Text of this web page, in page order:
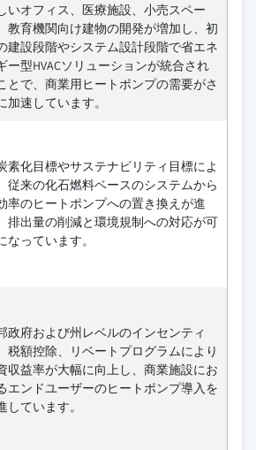
いオフィス、医療施設、小売スペー
教育機関向け建物の開発が増加し、初
建設段階やシステム設計段階で省エネ
ー型HVACソリューションが統合され
とで、商業用ヒートポンプの需要がさ
加速しています。
素化目標やサステナビリティ目標によ
従来の化石燃料ベースのシステムから
率のヒートポンプへの置き換えが進
排出量の削減と環境規制への対応が可
なっています。
政府および州レベルのインセンティ
税額控除、リベートプログラムにより
収益率が大幅に向上し、商業施設にお
エンドユーザーのヒートポンプ導入を
しています。